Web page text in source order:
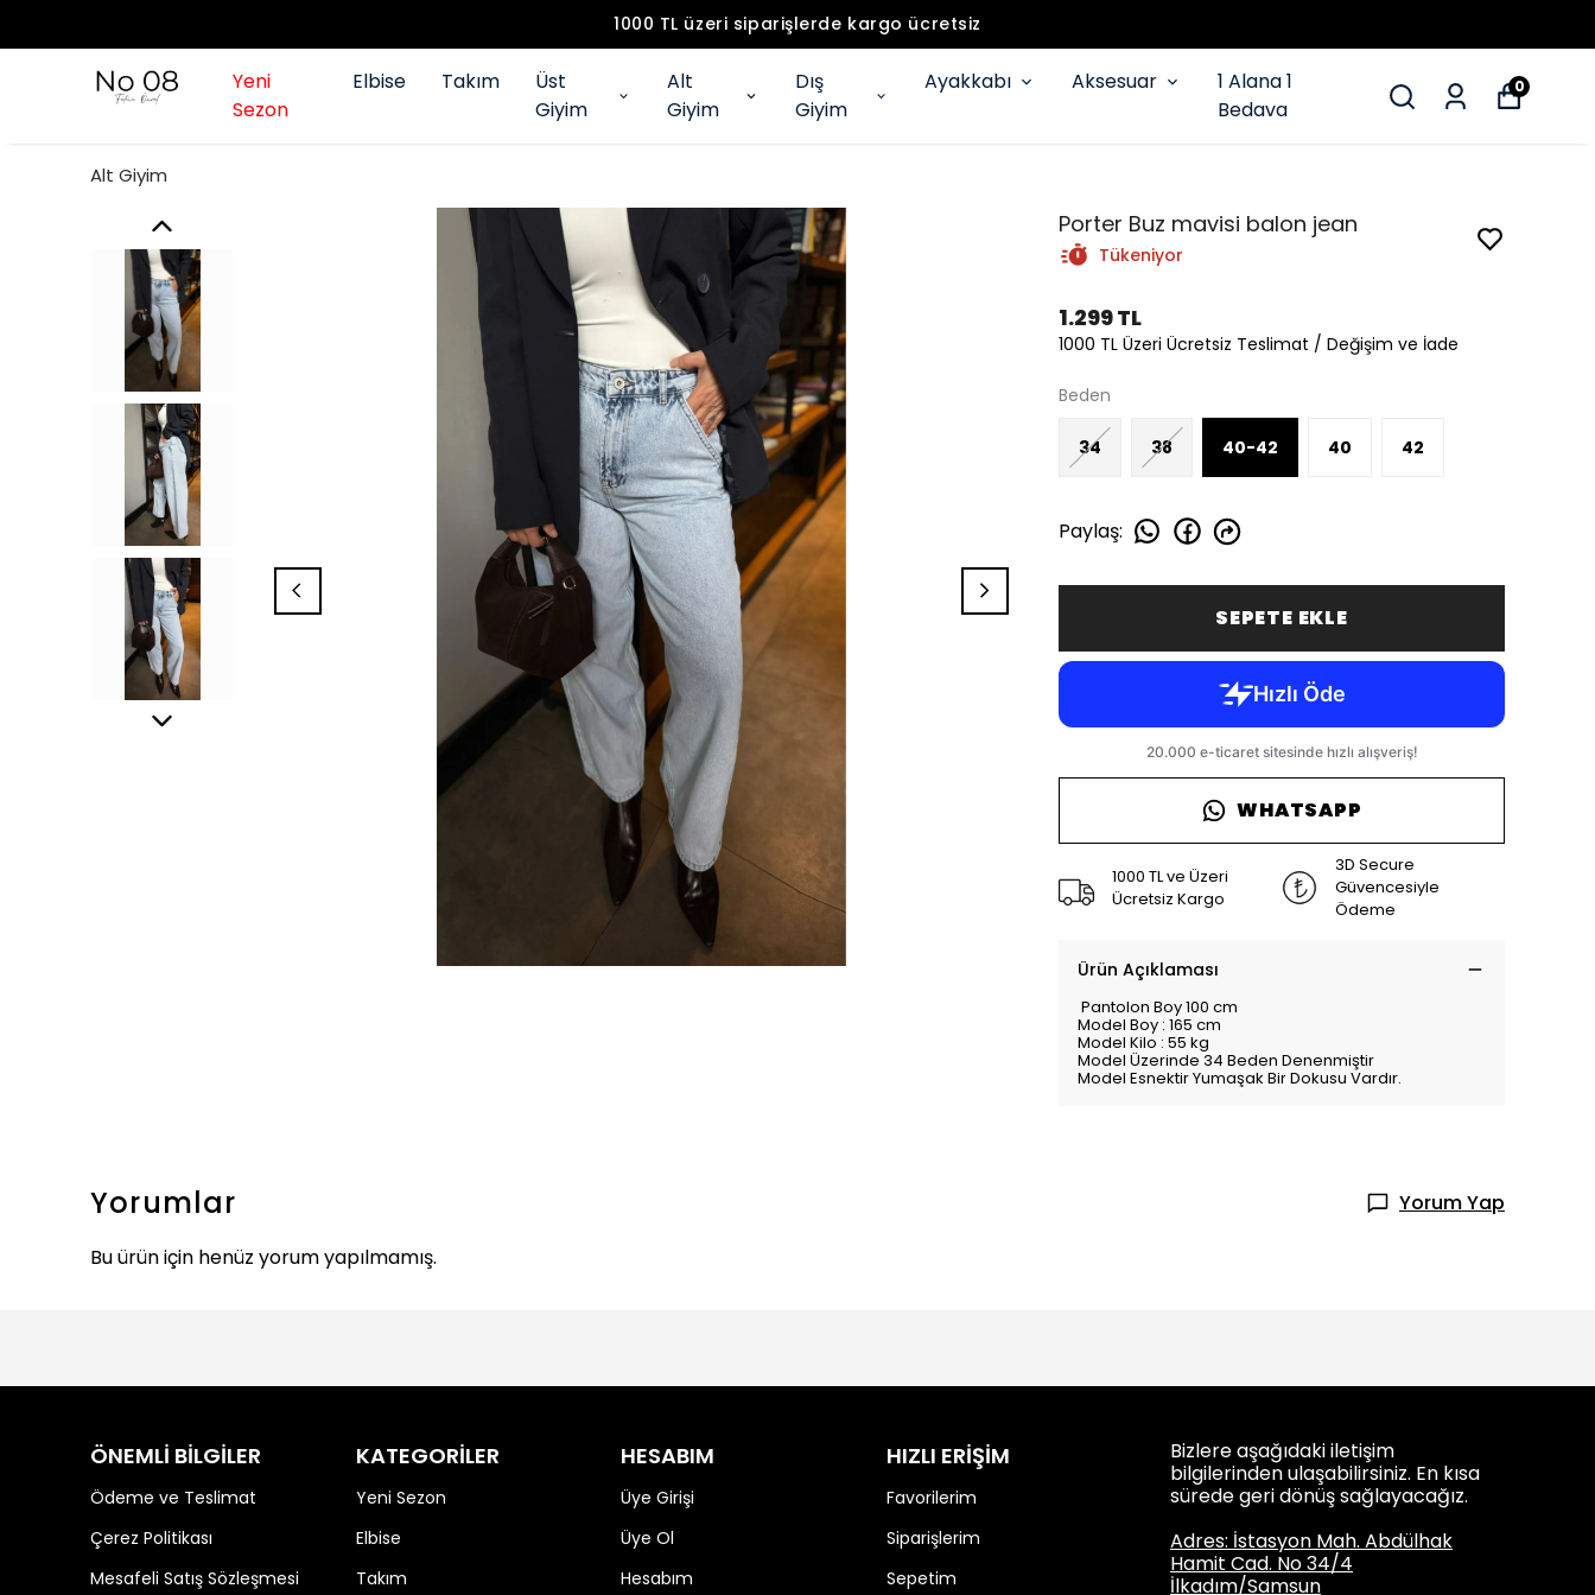
1000 TL üzeri siparişlerde kargo ücretsiz
Yeni
Sezon
Elbise Takım
Üst
Giyim
Alt
Giyim
Dış
Giyim
Ayakkabı Aksesuar
1 Alana 1
Bedava
0
Alt Giyim
Porter Buz mavisi balon jean
Tükeniyor
1.299 TL
1000 TL Üzeri Ücretsiz Teslimat / Değişim ve İade
Beden
34 38 40-42 40 42
Paylaş:
SEPETE EKLE
WHATSAPP
1000 TL ve Üzeri
Ücretsiz Kargo
3D Secure
Güvencesiyle
Ödeme
Ürün Açıklaması
Pantolon Boy 100 cm
Model Boy : 165 cm
Model Kilo : 55 kg
Model Üzerinde 34 Beden Denenmiştir
Model Esnektir Yumaşak Bir Dokusu Vardır.
Yorumlar
Yorum Yap
Bu ürün için henüz yorum yapılmamış.
ÖNEMLİ BİLGİLER
Ödeme ve Teslimat
Çerez Politikası
Mesafeli Satış Sözleşmesi
KATEGORİLER
Yeni Sezon
Elbise
Takım
HESABIM
Üye Girişi
Üye Ol
Hesabım
HIZLI ERİŞİM
Favorilerim
Siparişlerim
Sepetim
Bizlere aşağıdaki iletişim
bilgilerinden ulaşabilirsiniz. En kısa
sürede geri dönüş sağlayacağız.
Adres: İstasyon Mah. Abdülhak
Hamit Cad. No 34/4
İlkadım/Samsun